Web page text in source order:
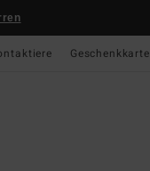
Geschenkkarte